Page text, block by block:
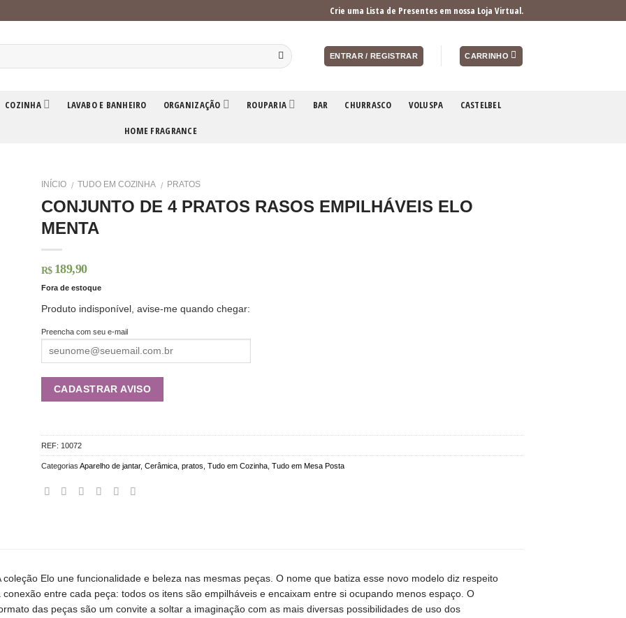
Crie uma Lista de Presentes em nossa Loja Virtual.
ENTRAR / REGISTRAR CARRINHO
COZINHA LAVABO E BANHEIRO ORGANIZAÇÃO ROUPARIA BAR CHURRASCO VOLUSPA CASTELBEL
HOME FRAGRANCE
INÍCIO / TUDO EM COZINHA / PRATOS
CONJUNTO DE 4 PRATOS RASOS EMPILHÁVEIS ELO
MENTA
R$ 189,90
Fora de estoque
Produto indisponível, avise-me quando chegar:
Preencha com seu e-mail
REF: 10072
Categorias Aparelho de jantar, Cerâmica, pratos Tudo em Cozinha, Tudo em Mesa Posta
coleção Elo une funcionalidade e beleza nas mesmas peças. O nome que batiza esse novo modelo diz respeito
conexão entre cada peça: todos os itens são empilháveis e encaixam entre si ocupando menos espaço. O
das peças são um convite a soltar a imaginação com as mais diversas possibilidades de uso dos